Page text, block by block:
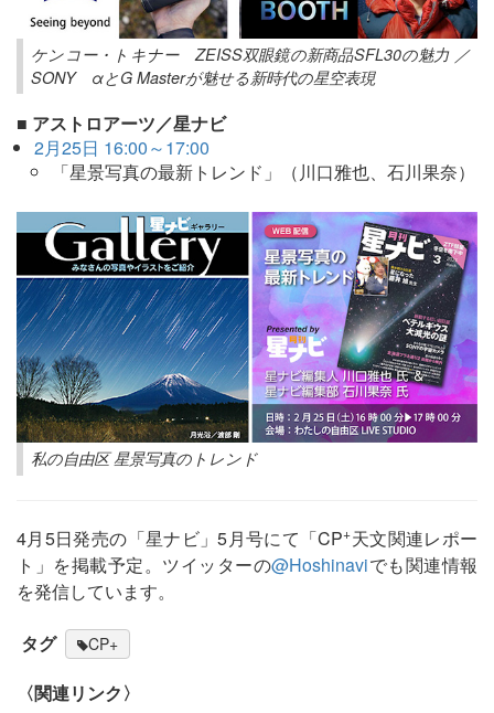
ケンコー・トキナー ZEISS双眼鏡の新商品SFL30の魅力 ／
SONY αとG Masterが魅せる新時代の星空表現
■ アストロアーツ／星ナビ
2月25日 16:00～17:00
「星景写真の最新トレンド」（川口雅也、石川果奈）
私の自由区 星景写真のトレンド
4月5日発売の「星ナビ」5月号にて「CP+天文関連レポー
ト」を掲載予定。ツイッターの@Hoshinaviでも関連情報
を発信しています。
タグ CP+
〈関連リンク〉